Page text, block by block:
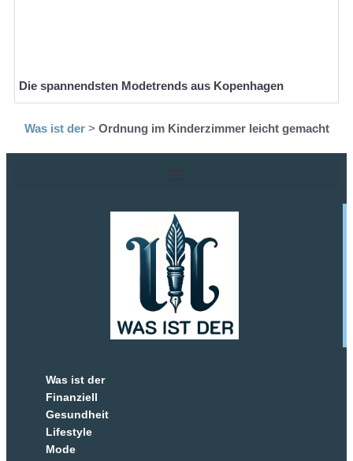
Die spannendsten Modetrends aus Kopenhagen
Was ist der> Ordnung im Kinderzimmer leicht gemacht
Was ist der
Finanziell
Gesundheit
Lifestyle
Mode